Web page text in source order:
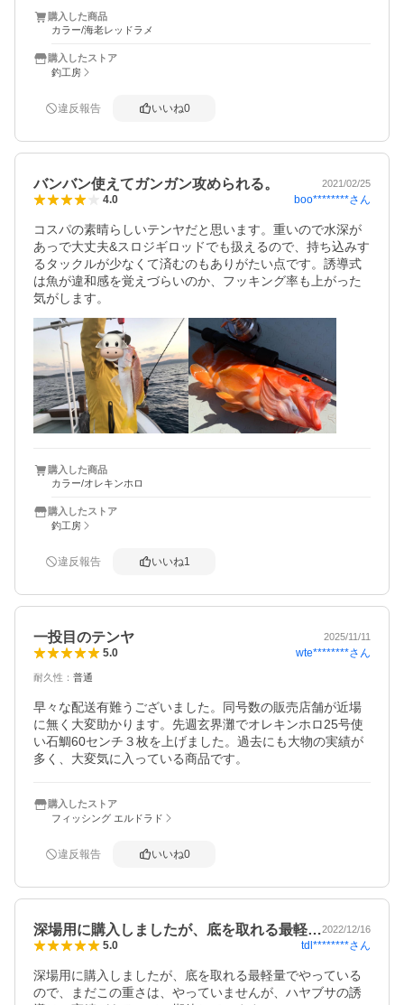
購入した商品
カラー/海老レッドラメ
購入したストア
釣工房
違反報告 いいね0
バンバン使えてガンガン攻められる。 2021/02/25
4.0 boo********さん
コスパの素晴らしいテンヤだと思います。重いので水深が
あっで大丈夫&スロジギロッドでも扱えるので、持ち込みす
るタックルが少なくて済むのもありがたい点です。誘導式
は魚が違和感を覚えづらいのか、フッキング率も上がった
気がします。
購入した商品
カラー/オレキンホロ
購入したストア
釣工房
違反報告 いいね1
一投目のテンヤ 2025/11/11
5.0 wte********さん
耐久性 ： 普通
早々な配送有難うございました。同号数の販売店舗が近場
に無く大変助かります。先週玄界灘でオレキンホロ25号使
い石鯛60センチ３枚を上げました。過去にも大物の実績が
多く、大変気に入っている商品です。
購入したストア
フィッシング エルドラド
違反報告 いいね0
深場用に購入しましたが、底を取れる最軽…2022/12/16
5.0 tdl********さん
深場用に購入しましたが、底を取れる最軽量でやっている
ので、まだこの重さは、やっていませんが、ハヤブサの誘